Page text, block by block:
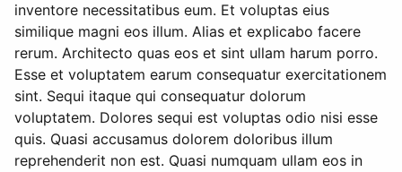
inventore necessitatibus eum. Et voluptas eius
similique magni eos illum. Alias et explicabo facere
rerum. Architecto quas eos et sint ullam harum porro.
Esse et voluptatem earum consequatur exercitationem
sint. Sequi itaque qui consequatur dolorum
voluptatem. Dolores sequi est voluptas odio nisi esse
quis. Quasi accusamus dolorem doloribus illum
reprehenderit non est. Quasi numquam ullam eos in